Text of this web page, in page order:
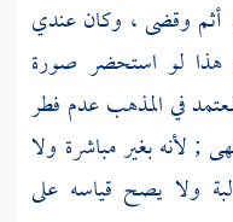
أثم وقضى ، وكان عندي
هذا لو استحضر صورة
في المذهب عدم فطر
; لأنه بغير مباشرة ولا
ولا يصح قياسه على